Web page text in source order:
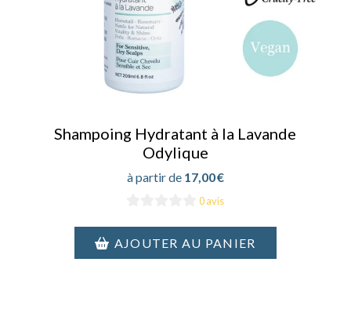
Shampoing Hydratant à la Lavande
Odylique
17,00€
0 avis
AJOUTER AU PANIER